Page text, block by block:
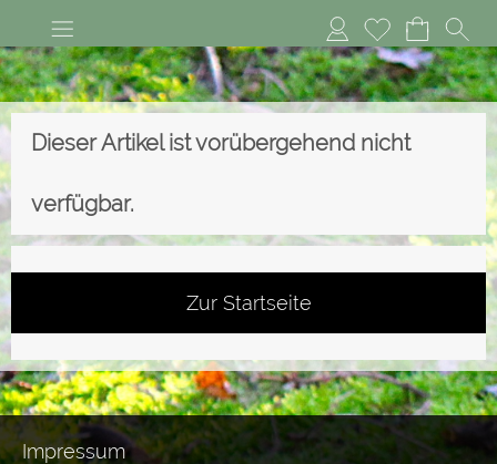
Anmelden
Merkliste
Dieser Artikel ist vorübergehend nicht
verfügbar.
Zur Startseite
Impressum